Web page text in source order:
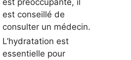
est conseillé de
consulter un médecin.
L’hydratation est
essentielle pour